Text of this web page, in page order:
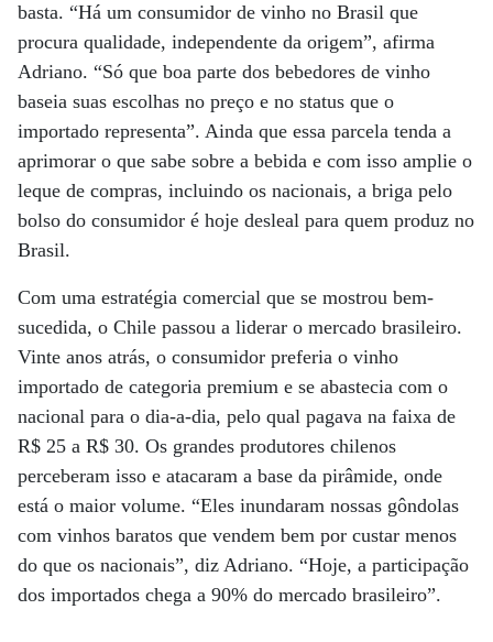
basta. “Há um consumidor de vinho no Brasil que
procura qualidade, independente da origem”, afirma
Adriano. “Só que boa parte dos bebedores de vinho
baseia suas escolhas no preço e no status que o
importado representa”. Ainda que essa parcela tenda a
aprimorar o que sabe sobre a bebida e com isso amplie o
leque de compras, incluindo os nacionais, a briga pelo
bolso do consumidor é hoje desleal para quem produz no
Brasil.
Com uma estratégia comercial que se mostrou bem-
sucedida, o Chile passou a liderar o mercado brasileiro.
Vinte anos atrás, o consumidor preferia o vinho
importado de categoria premium e se abastecia com o
nacional para o dia-a-dia, pelo qual pagava na faixa de
R$ 25 a R$ 30. Os grandes produtores chilenos
perceberam isso e atacaram a base da pirâmide, onde
está o maior volume. “Eles inundaram nossas gôndolas
com vinhos baratos que vendem bem por custar menos
do que os nacionais”, diz Adriano. “Hoje, a participação
dos importados chega a 90% do mercado brasileiro”.